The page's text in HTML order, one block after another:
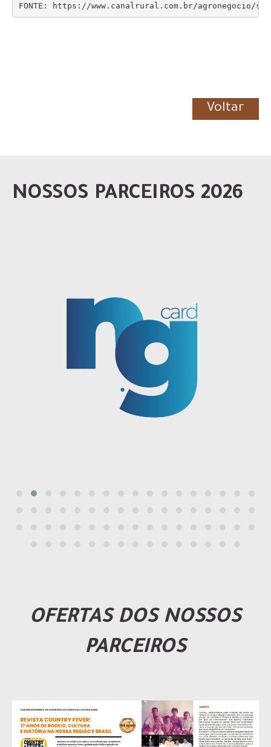
FONTE: https://www.canalrural.com.br/agronegocio/
Voltar
NOSSOS PARCEIROS 2026
OFERTAS DOS NOSSOS
PARCEIROS